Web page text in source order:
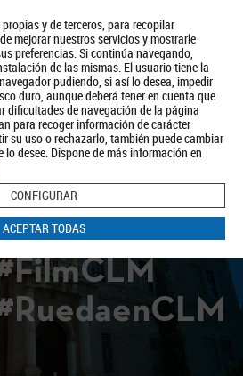
y de terceros, para recopilar
mejorar nuestros servicios y mostrarle
preferencias. Si continúa navegando,
de las mismas. El usuario tiene la
pudiendo, si así lo desea, impedir
duro, aunque deberá tener en cuenta que
dificultades de navegación de la página
para recoger información de carácter
su uso o rechazarlo, también puede cambiar
desee. Dispone de más información en
CONFIGURAR
ACEPTAR TODAS
Turismo Política de Privacidad Aviso Legal
Política de Cookies
BUSCAR